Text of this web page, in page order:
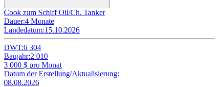
Cook zum Schiff Oil/Ch. Tanker
Dauer:4 Monate
Landedatum:15.10.2026
DWT:6 304
Baujahr:2 010
3 000 $ pro Monat
Datum der Erstellung/Aktualisierung:
08.08.2026